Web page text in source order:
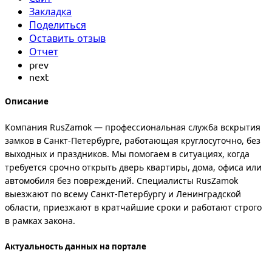
Закладка
Поделиться
Оставить отзыв
Отчет
prev
next
Описание
Компания RusZamok — профессиональная служба вскрытия
замков в Санкт-Петербурге, работающая круглосуточно, без
выходных и праздников. Мы помогаем в ситуациях, когда
требуется срочно открыть дверь квартиры, дома, офиса или
автомобиля без повреждений. Специалисты RusZamok
выезжают по всему Санкт-Петербургу и Ленинградской
области, приезжают в кратчайшие сроки и работают строго
в рамках закона.
Актуальность данных на портале